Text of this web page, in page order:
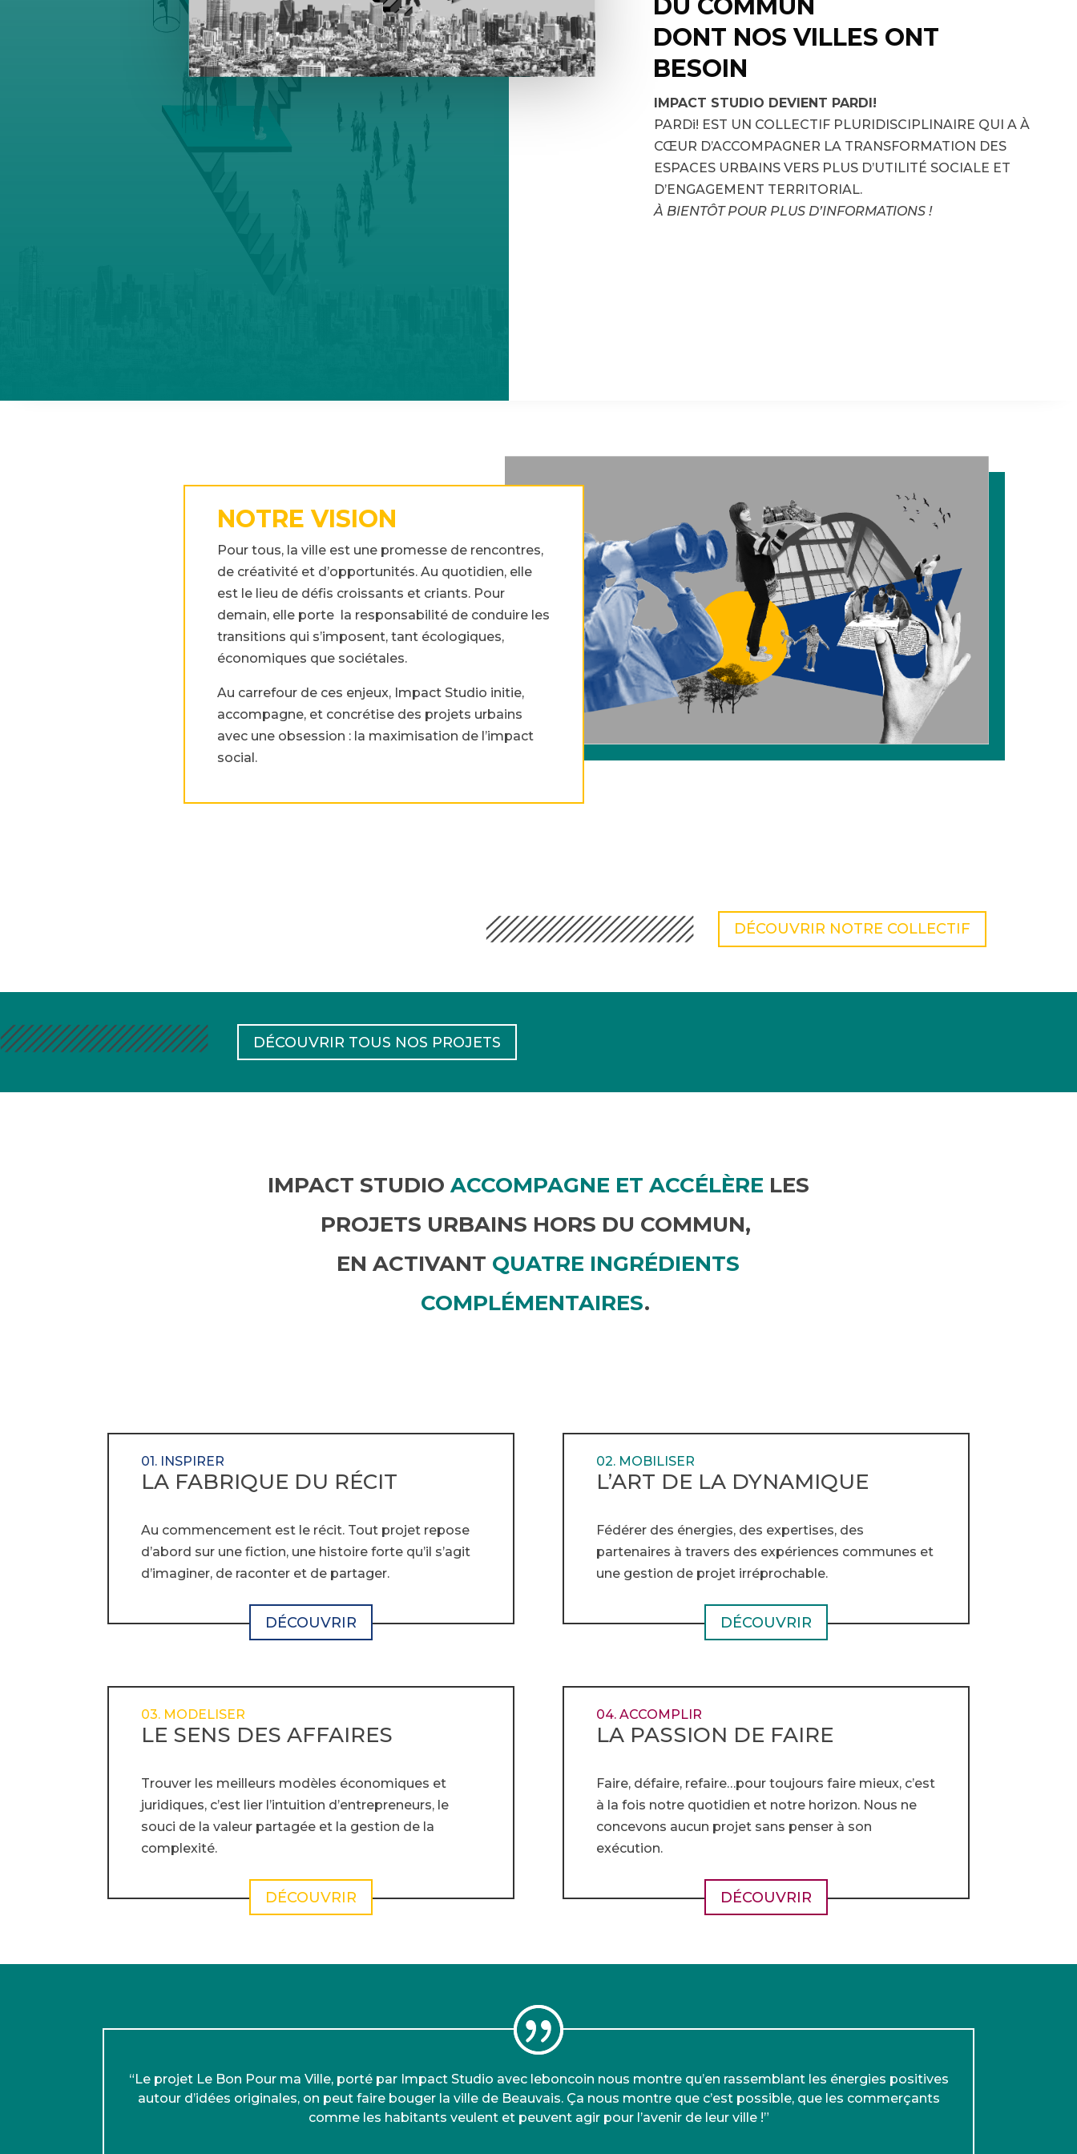
DONT NOS VILLES ONT
BESOIN
IMPACT STUDIO DEVIENT PARDI!
PARDi! EST UN COLLECTIF PLURIDISCIPLINAIRE QUI A À
CŒUR D’ACCOMPAGNER LA TRANSFORMATION DES
ESPACES URBAINS VERS PLUS D’UTILITÉ SOCIALE ET
D’ENGAGEMENT TERRITORIAL.
À BIENTÔT POUR PLUS D’INFORMATIONS !
NOTRE VISION
Pour tous, la ville est une promesse de rencontres,
de créativité et d’opportunités. Au quotidien, elle
est le lieu de défis croissants et criants. Pour
demain, elle porte la responsabilité de conduire les
transitions qui s’imposent, tant écologiques,
économiques que sociétales.
Au carrefour de ces enjeux, Impact Studio initie,
accompagne, et concrétise des projets urbains
avec une obsession : la maximisation de l’impact
social.
DÉCOUVRIR NOTRE COLLECTIF
DÉCOUVRIR TOUS NOS PROJETS
IMPACT STUDIO ACCOMPAGNE ET ACCÉLÈRE LES
PROJETS URBAINS HORS DU COMMUN,
EN ACTIVANT QUATRE INGRÉDIENTS
COMPLÉMENTAIRES.
01. INSPIRER
LA FABRIQUE DU RÉCIT
Au commencement est le récit. Tout projet repose
d’abord sur une fiction, une histoire forte qu’il s’agit
d’imaginer, de raconter et de partager.
DÉCOUVRIR
02. MOBILISER
L’ART DE LA DYNAMIQUE
Fédérer des énergies, des expertises, des
partenaires à travers des expériences communes et
une gestion de projet irréprochable.
DÉCOUVRIR
03. MODELISER
LE SENS DES AFFAIRES
Trouver les meilleurs modèles économiques et
juridiques, c’est lier l’intuition d’entrepreneurs, le
souci de la valeur partagée et la gestion de la
complexité.
DÉCOUVRIR
04. ACCOMPLIR
LA PASSION DE FAIRE
Faire, défaire, refaire…pour toujours faire mieux, c’est
à la fois notre quotidien et notre horizon. Nous ne
concevons aucun projet sans penser à son
exécution.
DÉCOUVRIR
“Le projet Le Bon Pour ma Ville, porté par Impact Studio avec leboncoin nous montre qu’en rassemblant les énergies positives
autour d’idées originales, on peut faire bouger la ville de Beauvais. Ça nous montre que c’est possible, que les commerçants
comme les habitants veulent et peuvent agir pour l’avenir de leur ville !”